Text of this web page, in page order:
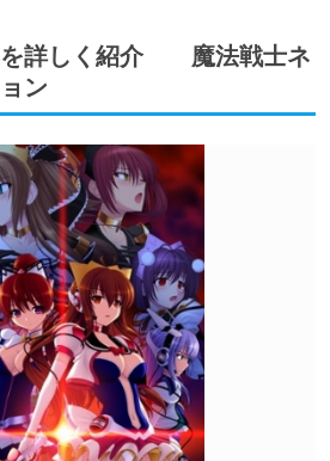
を詳しく紹介 魔法戦士ネ
ン